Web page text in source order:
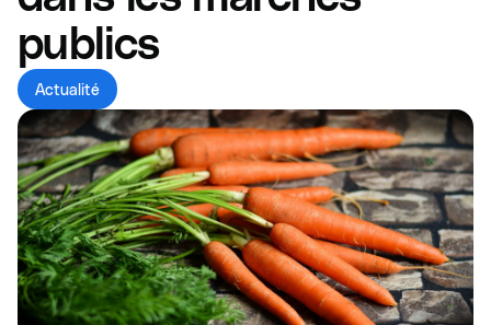
publics
Actualité